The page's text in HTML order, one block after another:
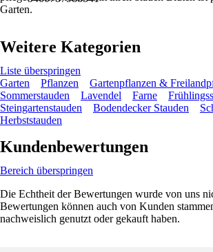
Garten.
Weitere Kategorien
Liste überspringen
Garten
Pflanzen Gartenpflanzen &
Sommerstauden
Lavendel Farne
Steingartenstauden
Bodendecker Stauden
Herbststauden
Kundenbewertungen
Bereich überspringen
Die Echtheit der Bewertungen wurde von uns
Bewertungen können auch von Kunden
nachweislich genutzt oder gekauft haben.